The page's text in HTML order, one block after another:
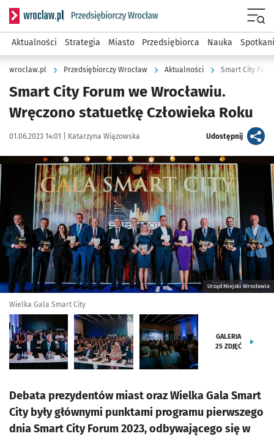
Serwis informacyjny wroclaw.pl podserwis: Strategia
Aktualności Strategia Miasto Przedsiębiorca Nauka
wroclaw.pl Przedsiębiorczy Wrocław Aktualności Smart City
Smart City Forum we Wrocławiu.
Wręczono statuetkę Człowieka Roku
Data publikacji:
01.06.2023 14:01 | Autor:
Katarzyna Wiązowska Udostępnijartykuł
Kliknij, aby zobaczyć galerię
Kliknij, aby powiększyć
Urząd Miejski Wrocławia
Wielka Gala Smart City
GALERIA
25 ZDJĘĆ
Debata prezydentów miast oraz Wielka Gala Smart
City były głównymi punktami programu pierwszego
dnia Smart City Forum 2023, odbywającego się w